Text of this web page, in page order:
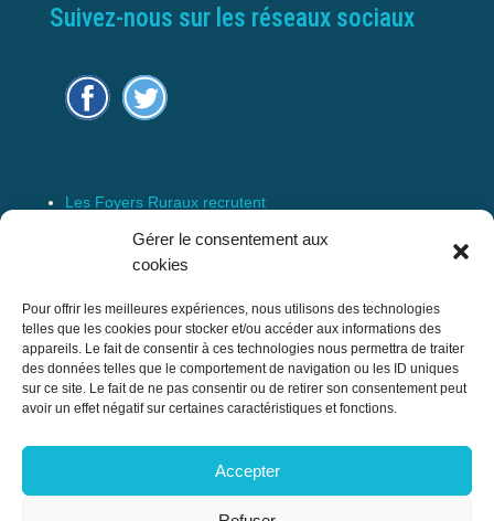
Gérer le consentement aux
cookies
Pour offrir les meilleures expériences, nous utilisons des technologies
telles que les cookies pour stocker et/ou accéder aux informations des
appareils. Le fait de consentir à ces technologies nous permettra de traiter
des données telles que le comportement de navigation ou les ID uniques
sur ce site. Le fait de ne pas consentir ou de retirer son consentement peut
avoir un effet négatif sur certaines caractéristiques et fonctions.
Accepter
Suivez-nous sur les réseaux sociaux
Les Foyers Ruraux recrutent
Connexion
Espace Membre
Confédération Nationale des Foyers Ruraux
& Associations de développement et
17 rue Navoiseau – 93100 MONTREUIL